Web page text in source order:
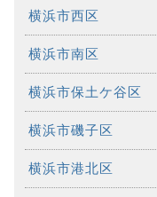
横浜市西区
横浜市南区
横浜市保土ケ谷区
横浜市磯子区
横浜市港北区